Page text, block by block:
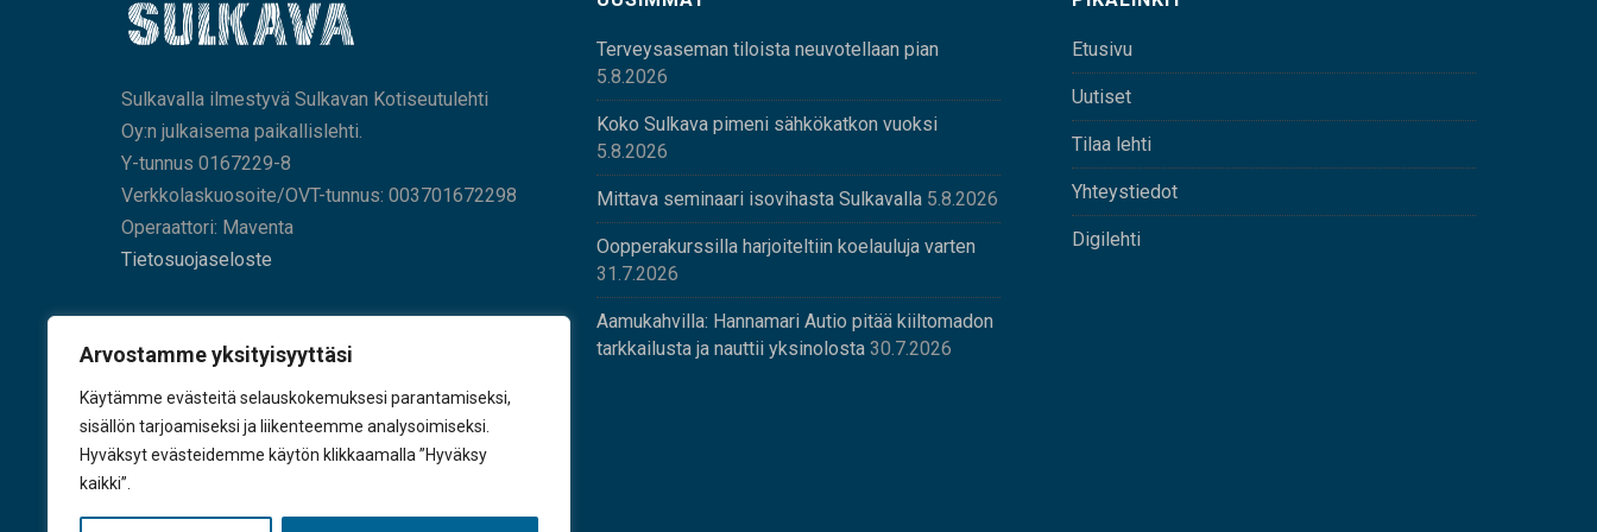
Arvostamme yksityisyyttäsi
Käytämme evästeitä selauskokemuksesi parantamiseksi,
sisällön tarjoamiseksi ja liikenteemme analysoimiseksi.
Hyväksyt evästeidemme käytön klikkaamalla ”Hyväksy
kaikki”.
Sulkavalla ilmestyvä Sulkavan Kotiseutulehti
Oy:n julkaisema paikallislehti.
Y-tunnus 0167229-8
Verkkolaskuosoite/OVT-tunnus: 003701672298
Operaattori: Maventa
Tietosuojaseloste
KÄY TYKKÄÄMÄSSÄ
Terveysaseman tiloista neuvotellaan pian
5.8.2026
Koko Sulkava pimeni sähkökatkon vuoksi
5.8.2026
Mittava seminaari isovihasta Sulkavalla 5.8.2026
Oopperakurssilla harjoiteltiin koelauluja varten
31.7.2026
Aamukahvilla: Hannamari Autio pitää kiiltomadon
tarkkailusta ja nauttii yksinolosta 30.7.2026
Etusivu
Uutiset
Tilaa lehti
Yhteystiedot
Digilehti